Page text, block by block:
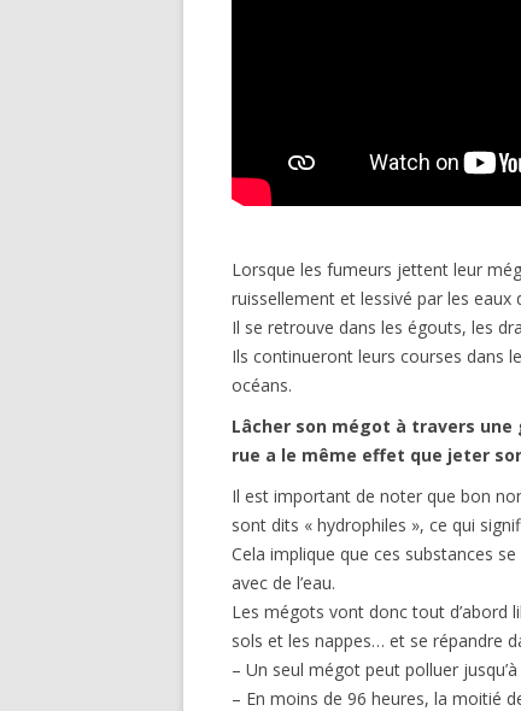
Lorsque les fumeurs jettent leur
ruissellement et lessivé par les eaux
Il se retrouve dans les égouts, les
Ils continueront leurs courses dans
océans.
Lâcher son mégot à travers une
rue a le même effet que jeter
Il est important de noter que bon
sont dits « hydrophiles », ce qui
Cela implique que ces substances
avec de l’eau.
Les mégots vont donc tout d’abord
sols et les nappes… et se répandre
– Un seul mégot peut polluer jusqu’à
– En moins de 96 heures, la moitié